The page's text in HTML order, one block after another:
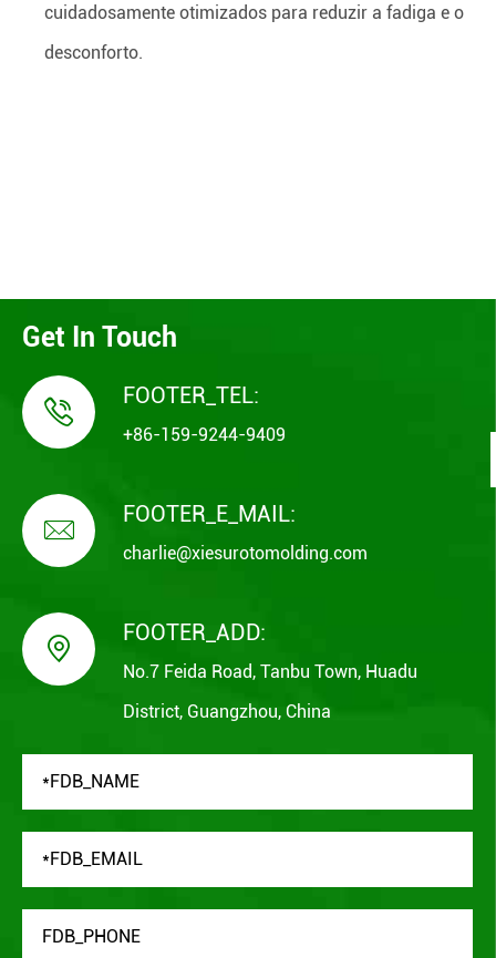
cuidadosamente otimizados para reduzir a fadiga e o
desconforto.
Get In Touch
 FOOTER_TEL:
+86-159-9244-9409
 FOOTER_E_MAIL:
charlie@xiesurotomolding.com
 FOOTER_ADD:
No.7 Feida Road, Tanbu Town, Huadu
District, Guangzhou, China